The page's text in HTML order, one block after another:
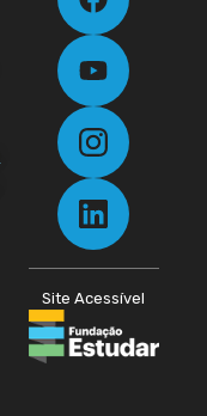
Site Acessível